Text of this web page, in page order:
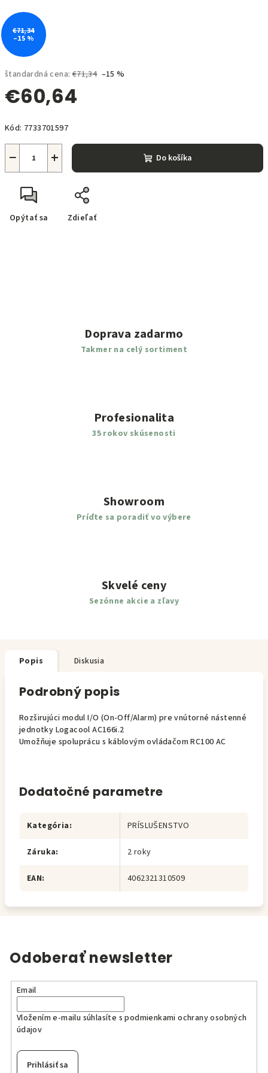
štandardná cena: €71,34 –15 %
€60,64
cena:
Kód: 7733701597
+
− Do košíka
Opýtať sa Zdieľať
€71,34
–15 %
Doprava zadarmo
Takmer na celý sortiment
Profesionalita
35 rokov skúsenosti
Showroom
Príďte sa poradiť vo výbere
Skvelé ceny
Sezónne akcie a zľavy
Popis Diskusia
Podrobný popis
Rozširujúci modul I/O (On-Off/Alarm) pre vnútorné nástenné
jednotky Logacool AC166i.2
Umožňuje spoluprácu s káblovým ovládačom RC100 AC
Dodatočné parametre
Kategória: PRÍSLUŠENSTVO
Záruka: 2 roky
EAN: 4062321310509
Odoberať newsletter
Email
Vložením e-mailu súhlasíte spodmienkami ochrany osobných
údajov
Prihlásiť sa